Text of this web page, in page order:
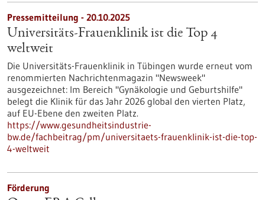
Pressemitteilung - 20.10.2025
Universitäts-Frauenklinik ist die Top 4
weltweit
Die Universitäts-Frauenklinik in Tübingen wurde erneut vom
renommierten Nachrichtenmagazin "Newsweek"
ausgezeichnet: Im Bereich "Gynäkologie und Geburtshilfe"
belegt die Klinik für das Jahr 2026 global den vierten Platz,
auf EU-Ebene den zweiten Platz.
https://www.gesundheitsindustrie-
bw.de/fachbeitrag/pm/universitaets-frauenklinik-ist-die-top-
4-weltweit
Förderung